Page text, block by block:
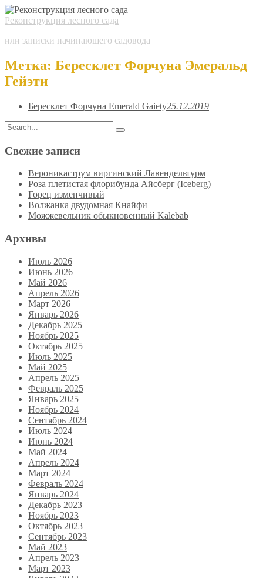
Реконструкция лесного сада
или записки начинающего садовода
Метка: Бересклет Форчуна Эмеральд
Гейэти
Бересклет Форчуна Emerald Gaiety25.12.2019
Search
for:
Search
Свежие записи
Вероникаструм виргинский Лавендельтурм
Роза плетистая флорибунда Айсберг (Iceberg)
Горец изменчивый
Волжанка двудомная Кнайфи
Можжевельник обыкновенный Kalebab
Архивы
Июль 2026
Июнь 2026
Май 2026
Апрель 2026
Март 2026
Январь 2026
Декабрь 2025
Ноябрь 2025
Октябрь 2025
Июль 2025
Май 2025
Апрель 2025
Февраль 2025
Январь 2025
Ноябрь 2024
Сентябрь 2024
Июль 2024
Июнь 2024
Май 2024
Апрель 2024
Март 2024
Февраль 2024
Январь 2024
Декабрь 2023
Ноябрь 2023
Октябрь 2023
Сентябрь 2023
Май 2023
Апрель 2023
Март 2023